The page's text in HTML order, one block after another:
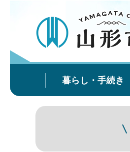
暮らし・手続き